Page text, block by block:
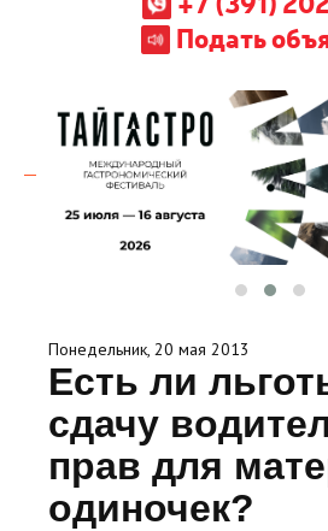
Подать
Понедельник, 20 мая 2013
Есть ли
сдачу
прав для
одиночек?